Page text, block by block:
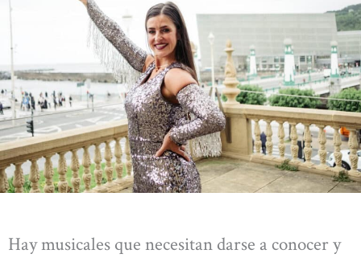
Hay musicales que necesitan darse a conocer y